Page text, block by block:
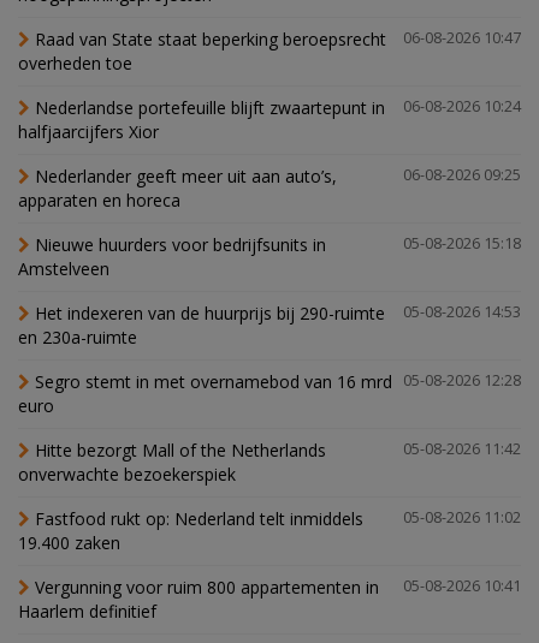
06-08-2026 10:47
Raad van State staat beperking beroepsrecht
overheden toe
06-08-2026 10:24
Nederlandse portefeuille blijft zwaartepunt in
halfjaarcijfers Xior
06-08-2026 09:25
Nederlander geeft meer uit aan auto’s,
apparaten en horeca
05-08-2026 15:18
Nieuwe huurders voor bedrijfsunits in
Amstelveen
05-08-2026 14:53
Het indexeren van de huurprijs bij 290-ruimte
en 230a-ruimte
05-08-2026 12:28
Segro stemt in met overnamebod van 16 mrd
euro
05-08-2026 11:42
Hitte bezorgt Mall of the Netherlands
onverwachte bezoekerspiek
05-08-2026 11:02
Fastfood rukt op: Nederland telt inmiddels
19.400 zaken
05-08-2026 10:41
Vergunning voor ruim 800 appartementen in
Haarlem definitief